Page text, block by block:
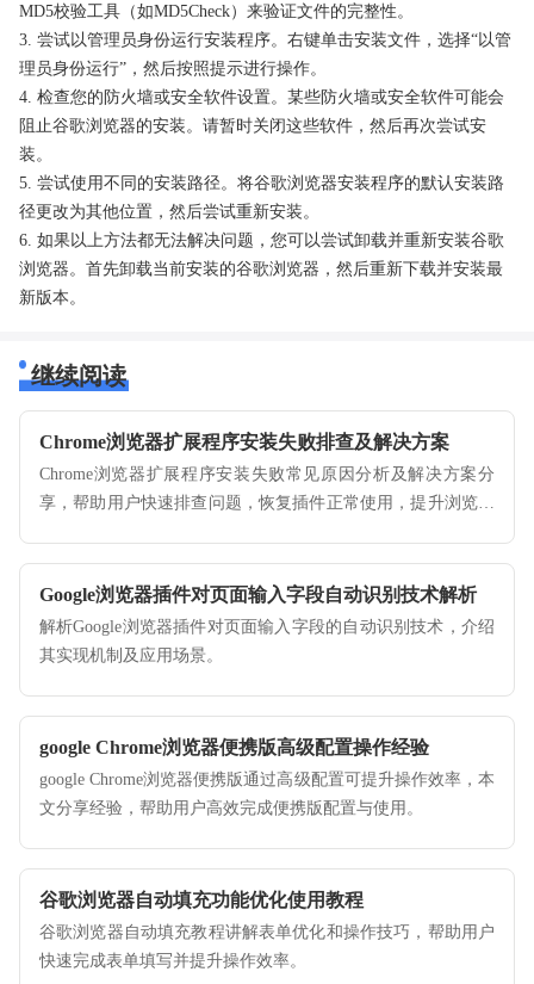
MD5校验工具（如MD5Check）来验证文件的完整性。
3. 尝试以管理员身份运行安装程序。右键单击安装文件，选择“以管
理员身份运行”，然后按照提示进行操作。
4. 检查您的防火墙或安全软件设置。某些防火墙或安全软件可能会
阻止谷歌浏览器的安装。请暂时关闭这些软件，然后再次尝试安
装。
5. 尝试使用不同的安装路径。将谷歌浏览器安装程序的默认安装路
径更改为其他位置，然后尝试重新安装。
6. 如果以上方法都无法解决问题，您可以尝试卸载并重新安装谷歌
浏览器。首先卸载当前安装的谷歌浏览器，然后重新下载并安装最
新版本。
继续阅读
Chrome浏览器扩展程序安装失败排查及解决方案
Chrome浏览器扩展程序安装失败常见原因分析及解决方案分
享，帮助用户快速排查问题，恢复插件正常使用，提升浏览器
Google浏览器插件对页面输入字段自动识别技术解析
解析Google浏览器插件对页面输入字段的自动识别技术，介绍
其实现机制及应用场景。
google Chrome浏览器便携版高级配置操作经验
google Chrome浏览器便携版通过高级配置可提升操作效率，本
文分享经验，帮助用户高效完成便携版配置与使用。
谷歌浏览器自动填充功能优化使用教程
谷歌浏览器自动填充教程讲解表单优化和操作技巧，帮助用户
快速完成表单填写并提升操作效率。